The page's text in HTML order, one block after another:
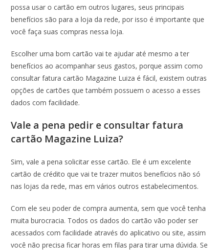
possa usar o cartão em outros lugares, seus principais
benefícios são para a loja da rede, por isso é importante que
você faça suas compras nessa loja.
Escolher uma bom cartão vai te ajudar até mesmo a ter
benefícios ao acompanhar seus gastos, porque assim como
consultar fatura cartão Magazine Luiza é fácil, existem outras
opções de cartões que também possuem o acesso a esses
dados com facilidade.
Vale a pena pedir e consultar fatura
cartão Magazine Luiza?
Sim, vale a pena solicitar esse cartão. Ele é um excelente
cartão de crédito que vai te trazer muitos benefícios não só
nas lojas da rede, mas em vários outros estabelecimentos.
Com ele seu poder de compra aumenta, sem que você tenha
muita burocracia. Todos os dados do cartão vão poder ser
acessados com facilidade através do aplicativo ou site, assim
você não precisa ficar horas em filas para tirar uma dúvida. Se